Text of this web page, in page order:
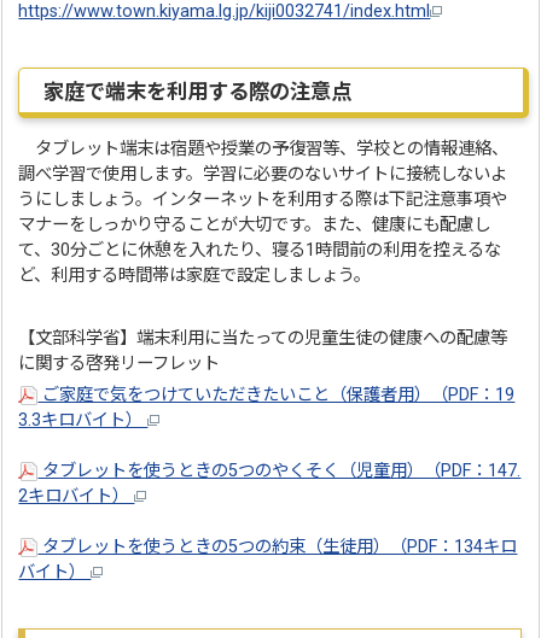
https://www.town.kiyama.lg.jp/kiji0032741/index.html
家庭で端末を利用する際の注意点
タブレット端末は宿題や授業の予復習等、学校との情報連絡、
調べ学習で使用します。学習に必要のないサイトに接続しないよ
うにしましょう。インターネットを利用する際は下記注意事項や
マナーをしっかり守ることが大切です。また、健康にも配慮し
て、30分ごとに休憩を入れたり、寝る1時間前の利用を控えるな
ど、利用する時間帯は家庭で設定しましょう。
【文部科学省】端末利用に当たっての児童生徒の健康への配慮等
に関する啓発リーフレット
ご家庭で気をつけていただきたいこと（保護者用）（PDF：19
3.3キロバイト）
タブレットを使うときの5つのやくそく（児童用）（PDF：147.
2キロバイト）
タブレットを使うときの5つの約束（生徒用）（PDF：134キロ
バイト）